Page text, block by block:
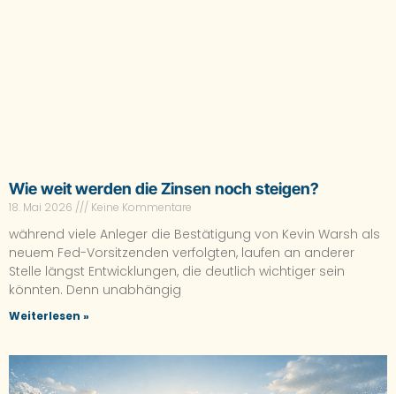
Wie weit werden die Zinsen noch steigen?
18. Mai 2026 Keine Kommentare
während viele Anleger die Bestätigung von Kevin Warsh als
neuem Fed-Vorsitzenden verfolgten, laufen an anderer
Stelle längst Entwicklungen, die deutlich wichtiger sein
könnten. Denn unabhängig
Weiterlesen »